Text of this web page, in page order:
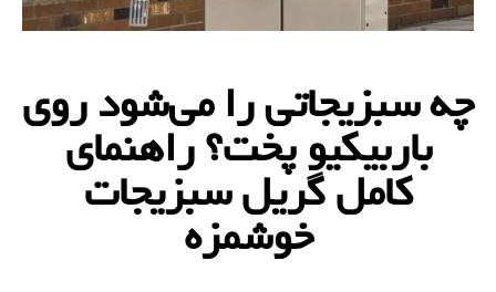
چه سبزیجاتی را می‌شود روی
باربیکیو پخت؟ راهنمای
کامل گریل سبزیجات
خوشمزه